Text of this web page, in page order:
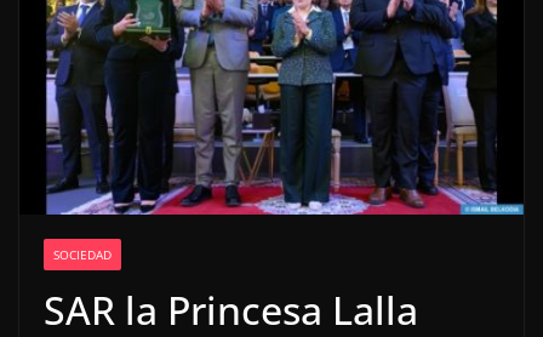
SOCIEDAD
SAR la Princesa Lalla